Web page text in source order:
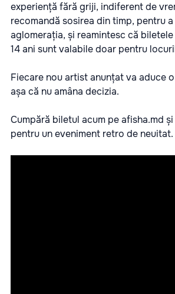
experiență fără griji, indiferent de
recomandă sosirea din timp, pentru
aglomerația, și reamintesc că
14 ani sunt valabile doar pentru
Fiecare nou artist anunțat va aduce
așa că nu amâna decizia.
Cumpără biletul acum peafisha.md
pentru un eveniment retro de neuitat.